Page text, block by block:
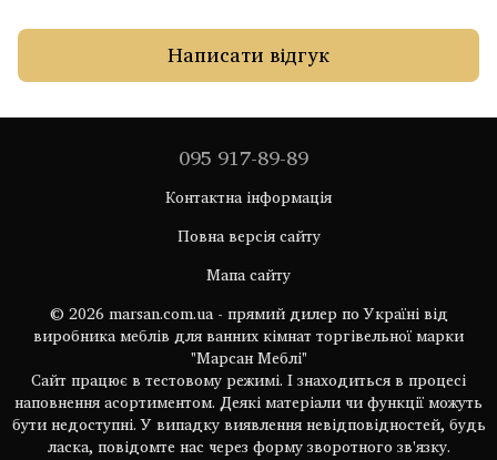
Написати відгук
095 917-89-89
Контактна інформація
Повна версія сайту
Мапа сайту
© 2026 marsan.com.ua - прямий дилер по Україні від
виробника меблів для ванних кімнат торгівельної марки
"Марсан Меблі"
Сайт працює в тестовому режимі. І знаходиться в процесі
наповнення асортиментом. Деякі матеріали чи функції можуть
бути недоступні. У випадку виявлення невідповідностей, будь
ласка, повідомте нас через форму зворотного зв'язку.